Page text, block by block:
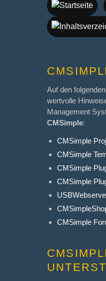
Auf den
wertvolle
Management
CMSimple:
CMSimple
CMSimple
CMSimple
CMSimple
CMSimple